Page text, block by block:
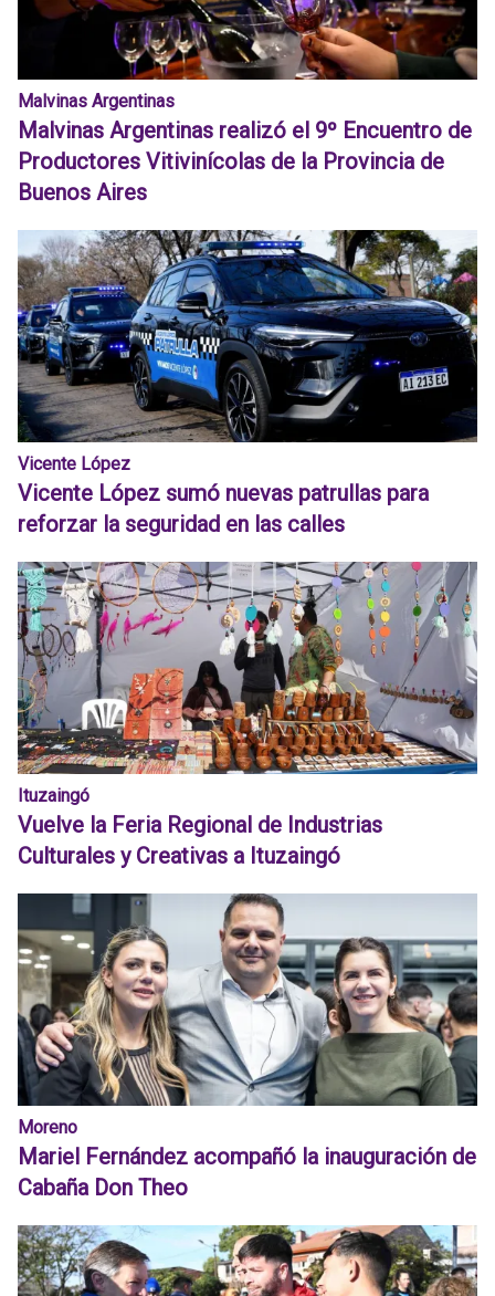
Malvinas Argentinas
Malvinas Argentinas realizó el 9º Encuentro de
Productores Vitivinícolas de la Provincia de
Buenos Aires
Vicente López
Vicente López sumó nuevas patrullas para
reforzar la seguridad en las calles
Ituzaingó
Vuelve la Feria Regional de Industrias
Culturales y Creativas a Ituzaingó
Moreno
Mariel Fernández acompañó la inauguración de
Cabaña Don Theo